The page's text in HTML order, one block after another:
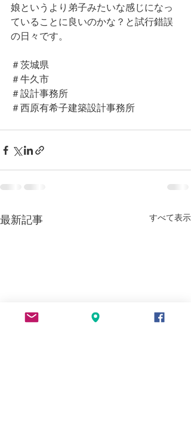
娘というより弟子みたいな感じになっ
ていることに良いのかな？と試行錯誤
の日々です。
＃茨城県
＃牛久市
＃設計事務所
＃西原有希子建築設計事務所
最新記事 すべて表示